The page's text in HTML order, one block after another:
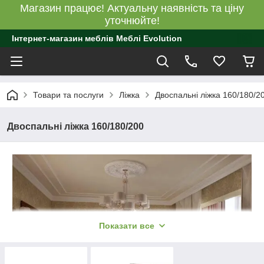
Магазин працює! Актуальну наявність та ціну
уточнюйте!
Інтернет-магазин меблів Меблі Evolution
Товари та послуги Ліжка Двоспальні ліжка 160/180/
Двоспальні ліжка 160/180/200
Показати все